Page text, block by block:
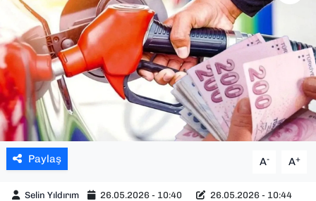
Paylaş A- A+
Selin Yıldırım 26.05.2026 - 10:40 26.05.2026 - 10:44
YAŞAM
YEREL YÖNETİMLER